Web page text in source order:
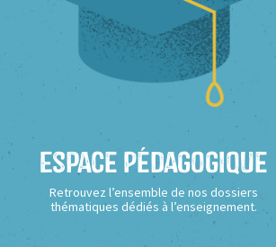
Espace Pédagogique
Retrouvez l’ensemble de nos dossiers
thématiques dédiés à l’enseignement.